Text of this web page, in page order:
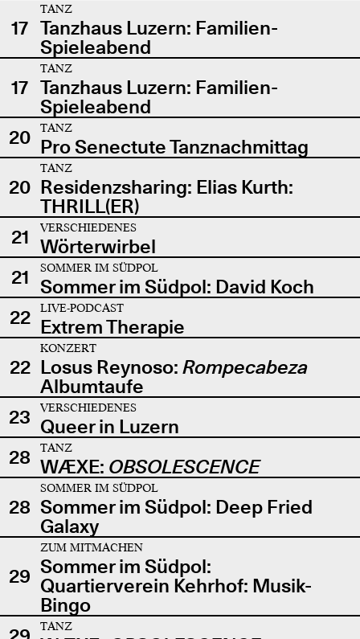
17
TANZ
Tanzhaus Luzern: Familien-
Spieleabend
17
TANZ
Tanzhaus Luzern: Familien-
Spieleabend
20
TANZ
Pro Senectute Tanznachmittag
20
TANZ
Residenzsharing: Elias Kurth:
THRILL(ER)
21
VERSCHIEDENES
Wörterwirbel
21
SOMMER IM SÜDPOL
Sommer im Südpol: David Koch
22
LIVE-PODCAST
Extrem Therapie
22
KONZERT
Losus Reynoso: Rompecabeza
Albumtaufe
23
VERSCHIEDENES
Queer in Luzern
28
TANZ
WÆXE: OBSOLESCENCE
28
SOMMER IM SÜDPOL
Sommer im Südpol: Deep Fried
Galaxy
29
ZUM MITMACHEN
Sommer im Südpol:
Quartierverein Kehrhof: Musik-
Bingo
TANZ